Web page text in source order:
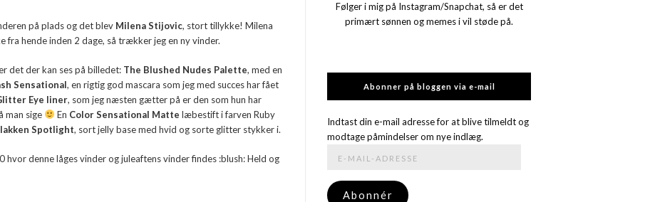
på plads og det blev Milena Stijovic, stort tillykke! Milena
fra hende inden 2 dage, så trækker jeg en ny vinder.
det der kan ses på billedet: The Blushed Nudes Palette, med en
Sensational, en rigtig god mascara som jeg med succes har fået
Eye liner, som jeg næsten gætter på er den som hun har
man sige
En Color Sensational Matte læbestift i farven Ruby
Spotlight, sort jelly base med hvid og sorte glitter stykker i.
denne låges vinder og juleaftens vinder findes :blush: Held og
Følger i mig på Instagram/Snapchat, så er det
primært sønnen og memes i vil støde på.
Abonner på bloggen via e-mail
Indtast din e-mail adresse for at blive tilmeldt og
modtage påmindelser om nye indlæg.
adresse
Abonnér